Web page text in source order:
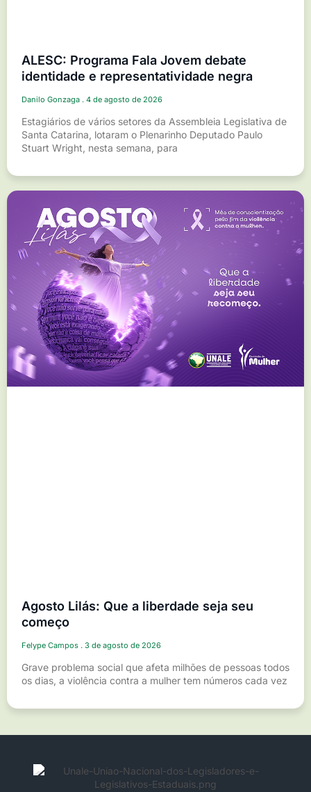
ALESC: Programa Fala Jovem debate
identidade e representatividade negra
Danilo Gonzaga 4 de agosto de 2026
Estagiários de vários setores da Assembleia Legislativa de
Santa Catarina, lotaram o Plenarinho Deputado Paulo
Stuart Wright, nesta semana, para
Agosto Lilás: Que a liberdade seja seu
começo
Felype Campos 3 de agosto de 2026
Grave problema social que afeta milhões de pessoas todos
os dias, a violência contra a mulher tem números cada vez